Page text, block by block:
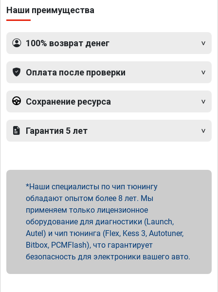
Наши преимущества
100% возврат денег
Оплата после проверки
Сохранение ресурса
Гарантия 5 лет
Наши специалисты по чип тюнингу
обладают опытом более 8 лет. Мы
применяем только лицензионное
оборудование для диагностики (Launch,
Autel) и чип тюнинга (Flex, Kess 3, Autotuner,
Bitbox, PCMFlash), что гарантирует
безопасность для электроники вашего авто.